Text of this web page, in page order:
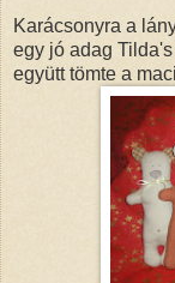
Karácsonyra a
egy jó adag
együtt tömte a